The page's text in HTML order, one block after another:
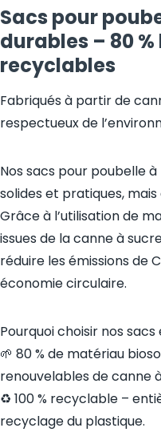
Sacs pour
durables – 80 %
recyclables
Fabriqués à partir de
respectueux de
Nos sacs pour poubelle
solides et pratiques, mais
Grâce à l’utilisation de
issues de la canne à
réduire les émissions de
économie circulaire.
Pourquoi choisir nos
🌱 80 % de matériau
renouvelables de canne
♻️ 100 % recyclable –
recyclage du plastique.